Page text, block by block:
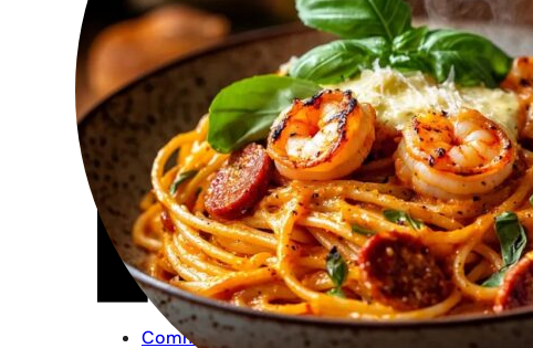
Commander